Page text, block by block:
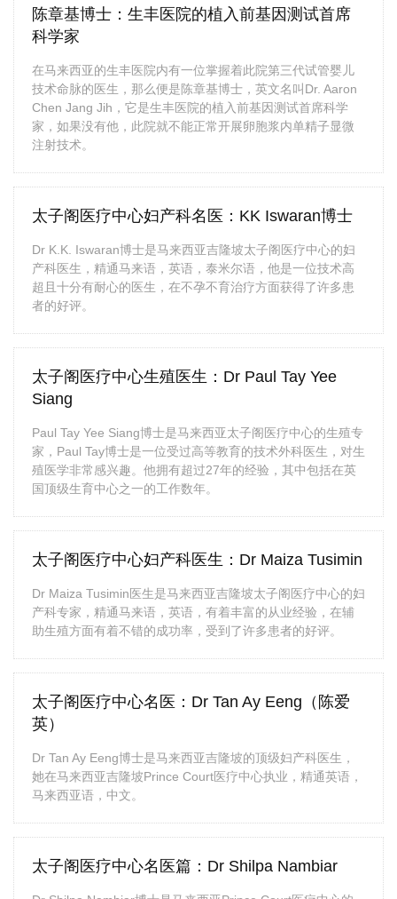
陈章基博士：生丰医院的植入前基因测试首席
科学家
在马来西亚的生丰医院内有一位掌握着此院第三代试管婴儿
技术命脉的医生，那么便是陈章基博士，英文名叫Dr. Aaron
Chen Jang Jih，它是生丰医院的植入前基因测试首席科学
家，如果没有他，此院就不能正常开展卵胞浆内单精子显微
注射技术。
太子阁医疗中心妇产科名医：KK Iswaran博士
Dr K.K. Iswaran博士是马来西亚吉隆坡太子阁医疗中心的妇
产科医生，精通马来语，英语，泰米尔语，他是一位技术高
超且十分有耐心的医生，在不孕不育治疗方面获得了许多患
者的好评。
太子阁医疗中心生殖医生：Dr Paul Tay Yee
Siang
Paul Tay Yee Siang博士是马来西亚太子阁医疗中心的生殖专
家，Paul Tay博士是一位受过高等教育的技术外科医生，对生
殖医学非常感兴趣。他拥有超过27年的经验，其中包括在英
国顶级生育中心之一的工作数年。
太子阁医疗中心妇产科医生：Dr Maiza Tusimin
Dr Maiza Tusimin医生是马来西亚吉隆坡太子阁医疗中心的妇
产科专家，精通马来语，英语，有着丰富的从业经验，在辅
助生殖方面有着不错的成功率，受到了许多患者的好评。
太子阁医疗中心名医：Dr Tan Ay Eeng（陈爱
英）
Dr Tan Ay Eeng博士是马来西亚吉隆坡的顶级妇产科医生，
她在马来西亚吉隆坡Prince Court医疗中心执业，精通英语，
马来西亚语，中文。
太子阁医疗中心名医篇：Dr Shilpa Nambiar